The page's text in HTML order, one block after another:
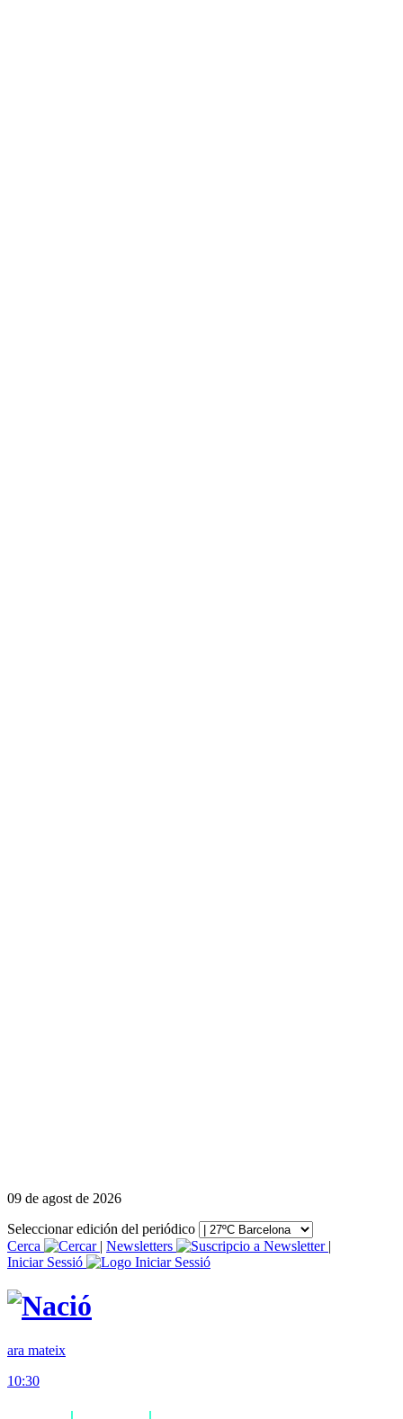
09 de agost de 2026
Seleccionar edición del periódico
Cerca
| Newsletters
|
Iniciar Sessió
ara mateix
10:30